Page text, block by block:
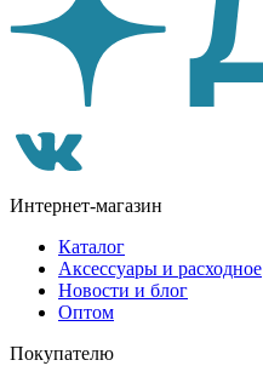
Интернет-магазин
Каталог
Аксессуары и расходное
Новости и блог
Оптом
Покупателю